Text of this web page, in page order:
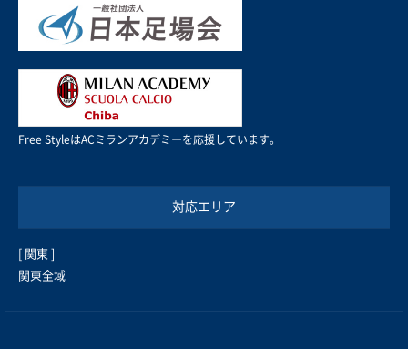
Free StyleはACミランアカデミーを応援しています。
対応エリア
[ 関東 ]
関東全域